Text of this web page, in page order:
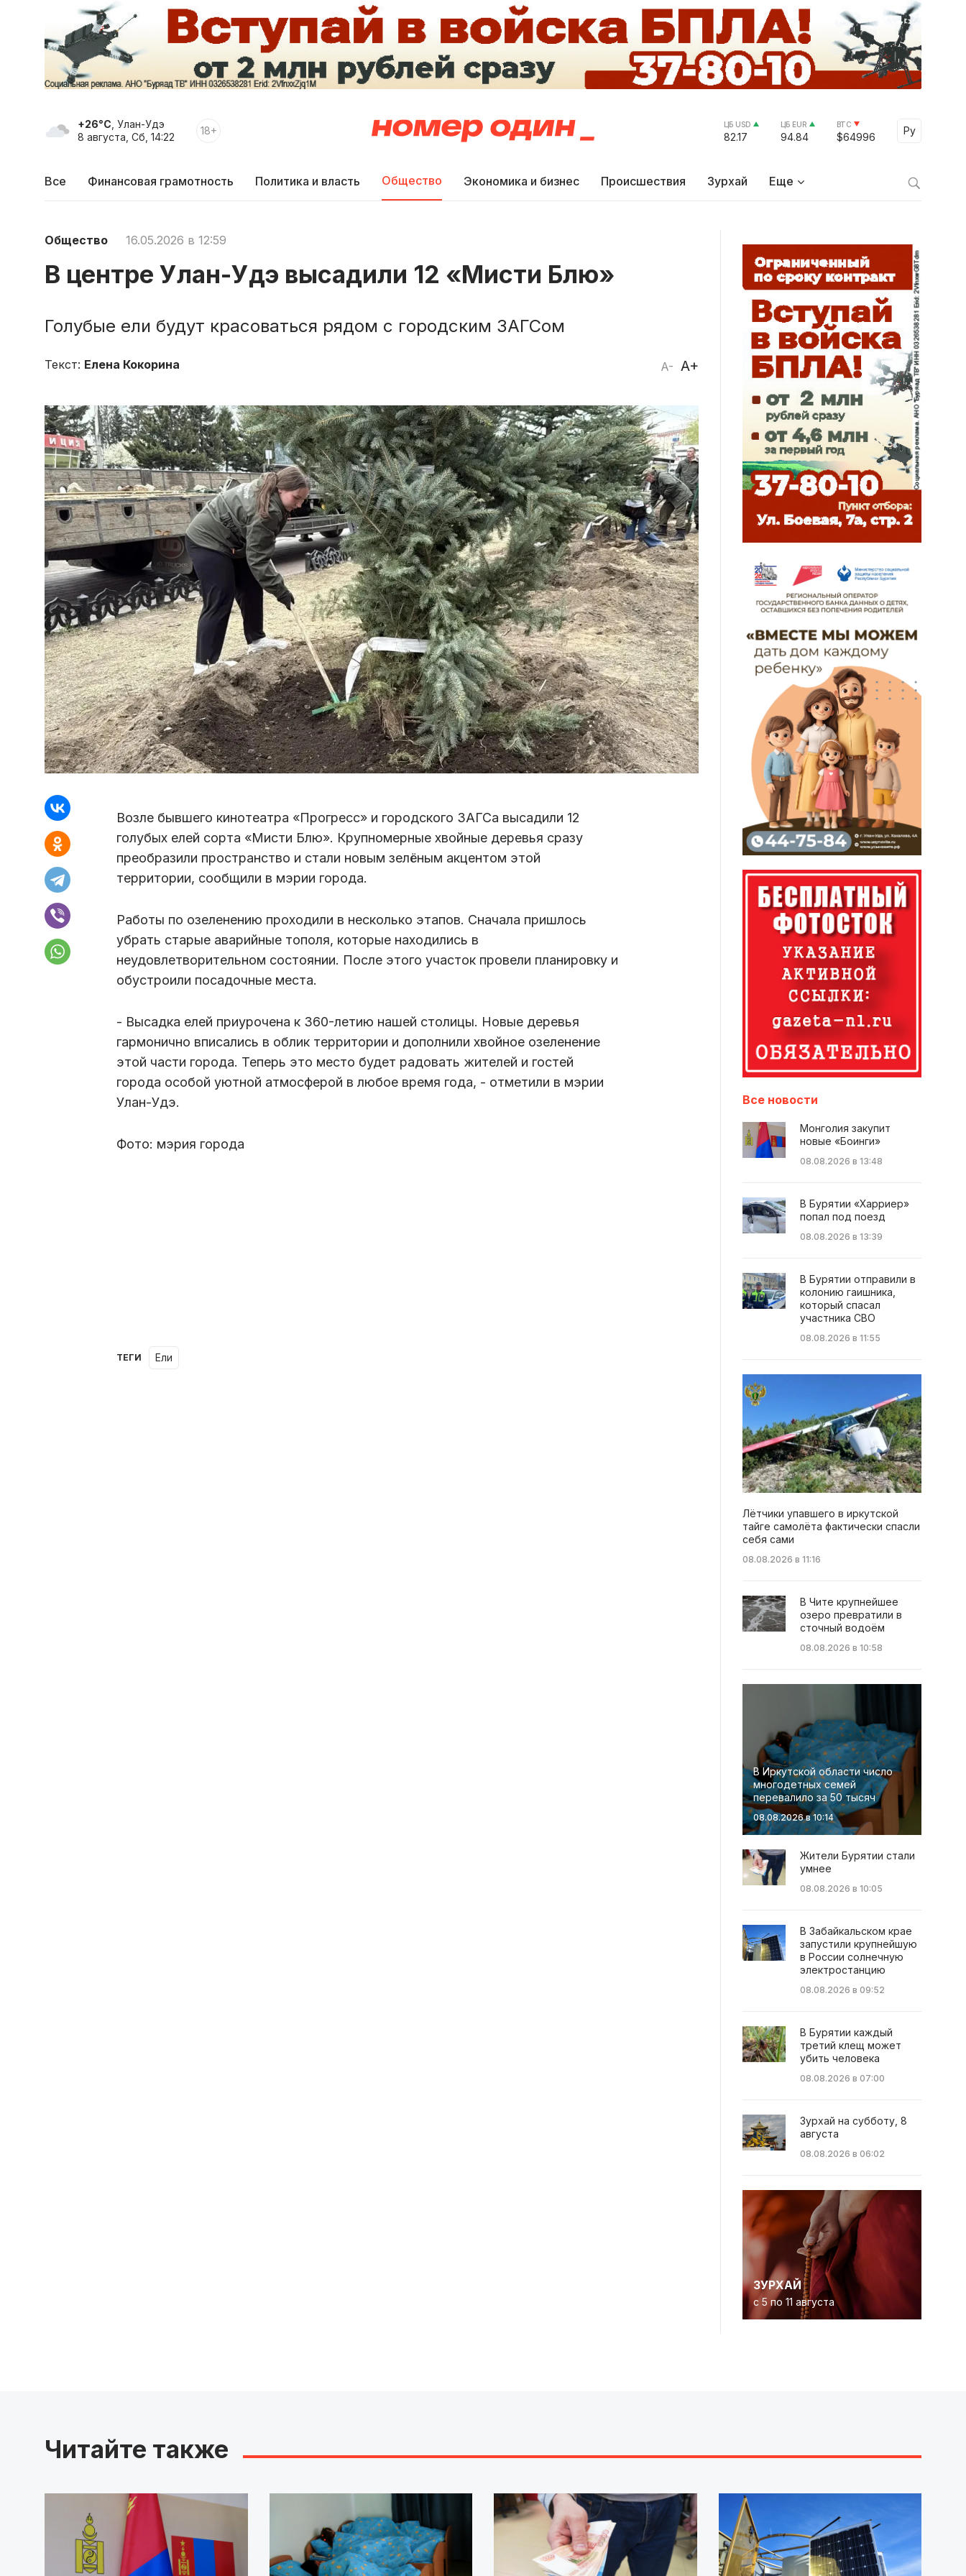
+26°C , Улан-Удэ
8 августа, Сб, 14:22
18+ ЦБ USD
82.17
ЦБ EUR
94.84
BTC
$64996
Ру
Select
Все Финансовая грамотность Политика и власть Общество Экономика и бизнес Происшествия Зурхай Еще
Общество 16.05.2026 в 12:59
В центре Улан-Удэ высадили 12 «Мисти Блю»
Голубые ели будут красоваться рядом с городским ЗАГСом
A- A+
Текст: Елена Кокорина
Возле бывшего кинотеатра «Прогресс» и городского ЗАГСа высадили 12
голубых елей сорта «Мисти Блю». Крупномерные хвойные деревья сразу
преобразили пространство и стали новым зелёным акцентом этой
территории, сообщили в мэрии города.
Работы по озеленению проходили в несколько этапов. Сначала пришлось
убрать старые аварийные тополя, которые находились в
неудовлетворительном состоянии. После этого участок провели планировку и
обустроили посадочные места.
- Высадка елей приурочена к 360-летию нашей столицы. Новые деревья
гармонично вписались в облик территории и дополнили хвойное озеленение
этой части города. Теперь это место будет радовать жителей и гостей
города особой уютной атмосферой в любое время года, - отметили в мэрии
Улан-Удэ.
Фото: мэрия города
ТЕГИ ели
Все новости
Монголия закупит
новые «Боинги»
08.08.2026 в 13:48
В Бурятии «Харриер»
попал под поезд
08.08.2026 в 13:39
В Бурятии отправили в
колонию гаишника,
который спасал
участника СВО
08.08.2026 в 11:55
Лётчики упавшего в иркутской
тайге самолёта фактически спасли
себя сами
08.08.2026 в 11:16
В Чите крупнейшее
озеро превратили в
сточный водоём
08.08.2026 в 10:58
В Иркутской области число
многодетных семей
перевалило за 50 тысяч
08.08.2026 в 10:14
Жители Бурятии стали
умнее
08.08.2026 в 10:05
В Забайкальском крае
запустили крупнейшую
в России солнечную
электростанцию
08.08.2026 в 09:52
В Бурятии каждый
третий клещ может
убить человека
08.08.2026 в 07:00
Зурхай на субботу, 8
августа
08.08.2026 в 06:02
ЗУРХАЙ
с 5 по 11 августа
Читайте также